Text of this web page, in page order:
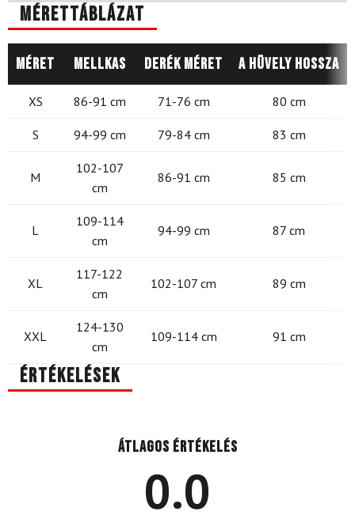
Mérettáblázat
Méret Mellkas Derék méret A hüvely hossza
XS 86-91 cm 71-76 cm 80 cm
S 94-99 cm 79-84 cm 83 cm
M
102-107
cm
86-91 cm 85 cm
L
109-114
cm
94-99 cm 87 cm
XL
117-122
cm
102-107 cm 89 cm
XXL
124-130
cm
109-114 cm 91 cm
Értékelések
Átlagos értékelés
0.0